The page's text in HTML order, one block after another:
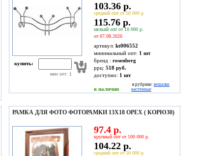
купить:
мин опт: 1
103.36 р.
средний опт от 50 000 р.
115.76 р.
мелкий опт от 10 000 р.
от 07.08.2026
артикул: kt006552
минимальный опт: 1 шт
бренд : rosenberg
ррц: 518 руб.
доступно: 1 шт
в наличии
в рубрике: вешалки
настенные
РАМКА ДЛЯ ФОТО ФОТОРАМКИ 13Х18 ОРЕХ ( КОРЮ30)
97.4 р.
крупный опт от 100 000 р.
104.22 р.
средний опт от 50 000 р.